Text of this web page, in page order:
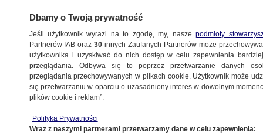
GÓRNICY
Tyle potrzebuje JSW, żeby przetrwać.
"Bez tego domknięcie finansowania
jest niemożliwe"
Dbamy o Twoją prywatność
Jeśli użytkownik wyrazi na to zgodę, my, naszepodmioty
Partnerów IAB oraz30 innych Zaufanych Partnerów może
użytkownika i uzyskiwać do nich dostęp w celu zapewnienia
przeglądania. Odbywa się to poprzez przetwarzanie danych
przeglądania przechowywanych w plikach cookie. Użytkownik może
się przetwarzaniu w oparciu o uzasadniony interes w dowolnym
plików cookie i reklam”.
Polityka Prywatności
Wraz z naszymi partnerami przetwarzamy dane w celu zapewnienia: